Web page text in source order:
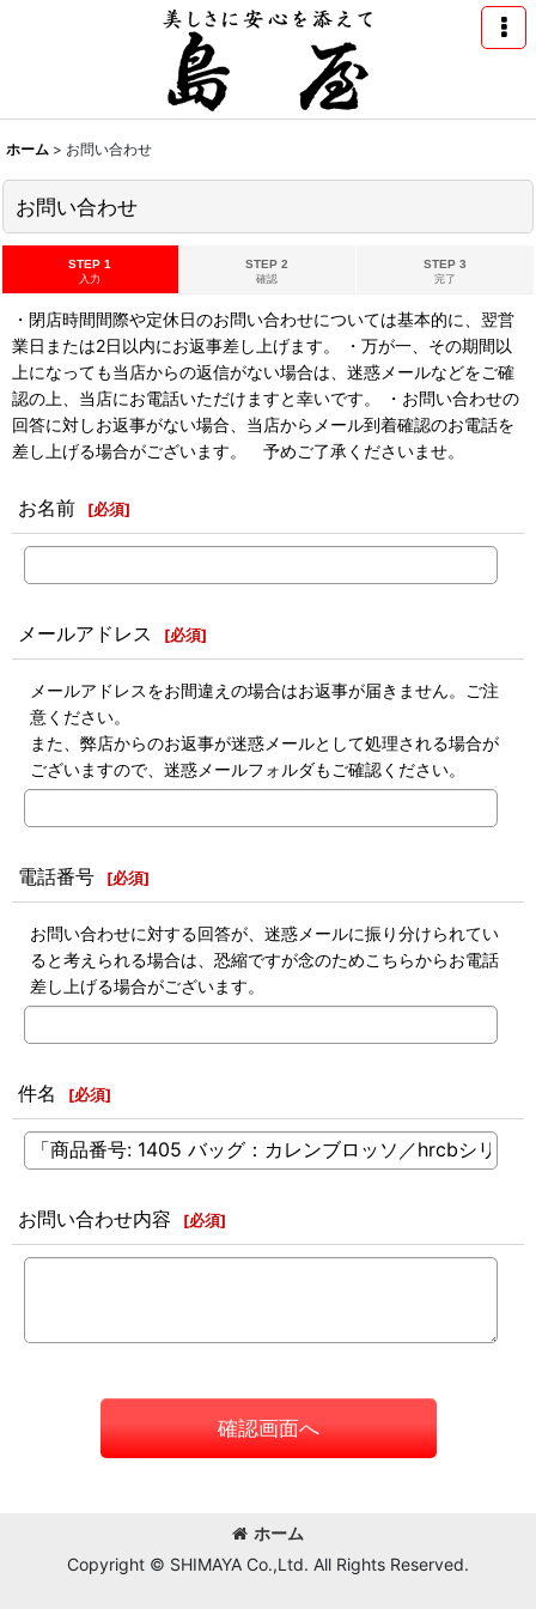
ホーム > お問い合わせ
お問い合わせ
STEP 1
入力
STEP 2
確認
STEP 3
完了
・閉店時間間際や定休日のお問い合わせについては基本的に、翌営
業日または2日以内にお返事差し上げます。 ・万が一、その期間以
上になっても当店からの返信がない場合は、迷惑メールなどをご確
認の上、当店にお電話いただけますと幸いです。 ・お問い合わせの
回答に対しお返事がない場合、当店からメール到着確認のお電話を
差し上げる場合がございます。 予めご了承くださいませ。
お名前 [必須]
メールアドレス [必須]
メールアドレスをお間違えの場合はお返事が届きません。ご注
意ください。
また、弊店からのお返事が迷惑メールとして処理される場合が
ございますので、迷惑メールフォルダもご確認ください。
電話番号 [必須]
お問い合わせに対する回答が、迷惑メールに振り分けられてい
ると考えられる場合は、恐縮ですが念のためこちらからお電話
差し上げる場合がございます。
件名 [必須]
お問い合わせ内容 [必須]
確認画面へ
ホーム
Copyright © SHIMAYA Co.,Ltd. All Rights Reserved.